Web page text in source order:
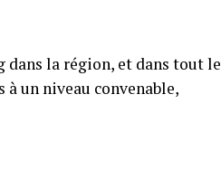
dans la région, et dans tout le
à un niveau convenable,